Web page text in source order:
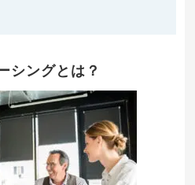
シングとは？